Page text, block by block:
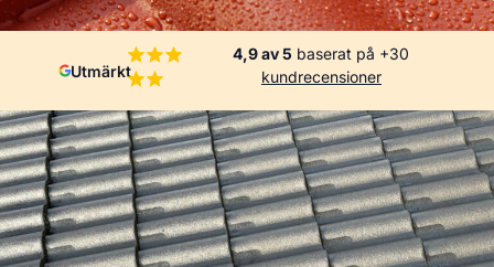
Utmärkt
4,9 av 5 baserat på +30
kundrecensioner